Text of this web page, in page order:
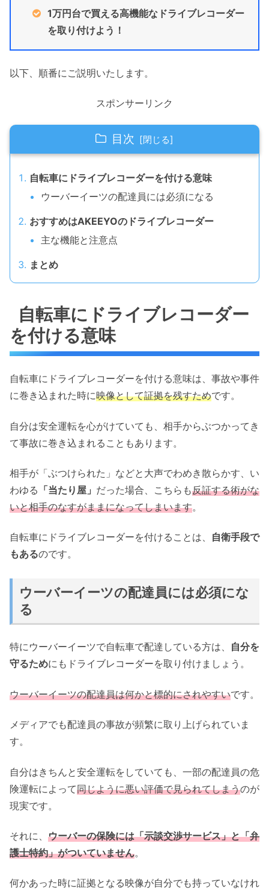
1万円台で買える高機能なドライブレコーダー
を取り付けよう！
以下、順番にご説明いたします。
スポンサーリンク
目次
自転車にドライブレコーダーを付ける意味
ウーバーイーツの配達員には必須になる
おすすめはAKEEYOのドライブレコーダー
主な機能と注意点
まとめ
自転車にドライブレコーダー
を付ける意味
自転車にドライブレコーダーを付ける意味は、事故や事件
に巻き込まれた時に映像として証拠を残すためです。
自分は安全運転を心がけていても、相手からぶつかってき
て事故に巻き込まれることもあります。
相手が「ぶつけられた」などと大声でわめき散らかす、い
わゆる 「当たり屋」 だった場合、こちらも反証する術がな
いと相手のなすがままになってしまいます。
自転車にドライブレコーダーを付けることは、 自衛手段で
もあるのです。
ウーバーイーツの配達員には必須にな
る
特にウーバーイーツで自転車で配達している方は、 自分を
守るためにもドライブレコーダーを取り付けましょう。
ウーバーイーツの配達員は何かと標的にされやすいです。
メディアでも配達員の事故が頻繁に取り上げられていま
す。
自分はきちんと安全運転をしていても、一部の配達員の危
険運転によって同じように悪い評価で見られてしまうのが
現実です。
それに、 ウーバーの保険には「示談交渉サービス」と「弁
護士特約」がついていません。
何かあった時に証拠となる映像が自分でも持っていなけれ